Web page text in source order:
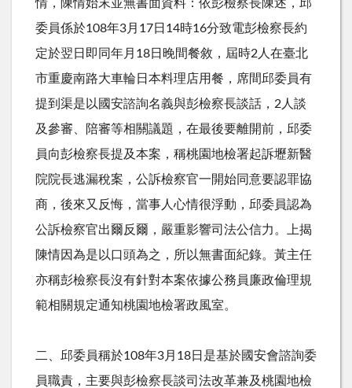
情，陳情始末並無書面資料：依彭檢察長陳述，邱
委員係於108年3月 17日 14時16分致電彭檢察長約
定於翌日即同年月 18日晚間餐敘，屆時2 人在臺北
市重慶南路大車輪日本料理店用餐，席間邱委員有
提到渠是以國安諮詢名義與彭檢察長談話， 2 人談
及參審、陪審等相關議題，在最後要離開前，邱委
員向彭檢察長提及本案，稱桃園地檢署起訴壢新醫
院院長逃漏稅案，公訴檢察官一開始同意要認罪協
商，後來又反悔，當事人心情很浮動，邱委員認為
公訴檢察官出爾反爾，嚴重影響司法公信力。上揭
陳情因為是以口頭為之，所以無書面紀錄。黃主任
亦稱彭檢察長沒有針對本案依據公務員廉政倫理規
範相關規定通知桃園地檢署政風室。
二、邱委員稱於108年3月 18日是基於國安會諮詢委
員職責，主要與彭檢察長談司法改革兼及桃園地檢